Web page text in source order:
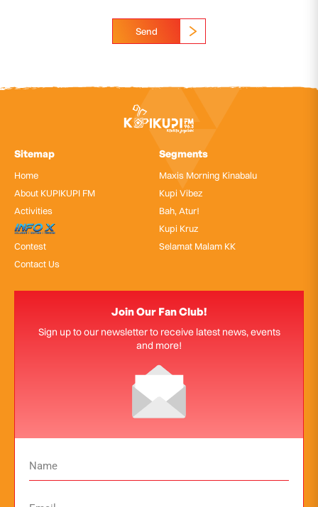
Send
Sitemap
Home
About KUPIKUPI FM
Activities
InfoX
Contest
Contact Us
Segments
Maxis Morning Kinabalu
Kupi Vibez
Bah, Atur!
Kupi Kruz
Selamat Malam KK
Join Our Fan Club!
Sign up to our newsletter to receive latest news, events
and more!